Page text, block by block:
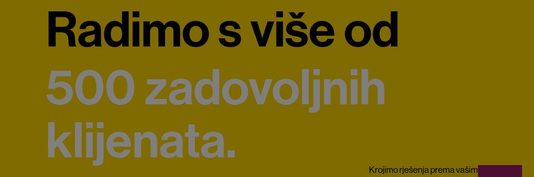
Radimo s više od
500 zadovoljnih
klijenata.
Krojimo rješenja prema vašim